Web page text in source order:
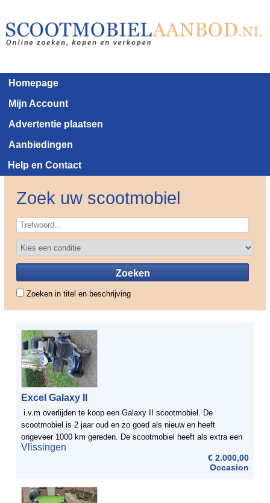
Homepage
Mijn Account
Advertentie plaatsen
Aanbiedingen
Help en Contact
Zoek uw scootmobiel
Zoeken in titel en beschrijving
Excel Galaxy II
i.v.m overlijden te koop een Galaxy II scootmobiel. De
scootmobiel is 2 jaar oud en zo goed als nieuw en heeft
ongeveer 1000 km gereden. De scootmobiel heeft als extra een
degelijk windscherm. Op te halen in Vlissingen
Vlissingen
€ 2.000,00
Occasion